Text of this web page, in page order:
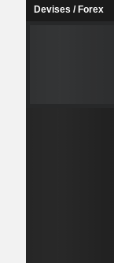
Devises / Forex